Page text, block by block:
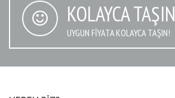
KOLAYCA TAŞIN
UYGUN FIYATA KOLAYCA TAŞIN!